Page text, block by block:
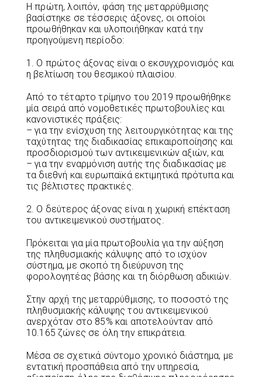
Η πρώτη, λοιπόν, φάση της μεταρρύθμισης
βασίστηκε σε τέσσερις άξονες, οι οποίοι
προωθήθηκαν και υλοποιήθηκαν κατά την
προηγούμενη περίοδο:
1. Ο πρώτος άξονας είναι ο εκσυγχρονισμός και
η βελτίωση του θεσμικού πλαισίου.
Από το τέταρτο τρίμηνο του 2019 προωθήθηκε
μία σειρά από νομοθετικές πρωτοβουλίες και
κανονιστικές πράξεις:
– για την ενίσχυση της λειτουργικότητας και της
ταχύτητας της διαδικασίας επικαιροποίησης και
προσδιορισμού των αντικειμενικών αξιών, και
– για την εναρμόνιση αυτής της διαδικασίας με
τα διεθνή και ευρωπαϊκά εκτιμητικά πρότυπα και
τις βέλτιστες πρακτικές.
2. Ο δεύτερος άξονας είναι η χωρική επέκταση
του αντικειμενικού συστήματος.
Πρόκειται για μία πρωτοβουλία για την αύξηση
της πληθυσμιακής κάλυψης από το ισχύον
σύστημα, με σκοπό τη διεύρυνση της
φορολογητέας βάσης και τη διόρθωση αδικιών.
Στην αρχή της μεταρρύθμισης, το ποσοστό της
πληθυσμιακής κάλυψης του αντικειμενικού
ανερχόταν στο 85% και αποτελούνταν από
10.165 ζώνες σε όλη την επικράτεια.
Μέσα σε σχετικά σύντομο χρονικό διάστημα, με
εντατική προσπάθεια από την υπηρεσία,